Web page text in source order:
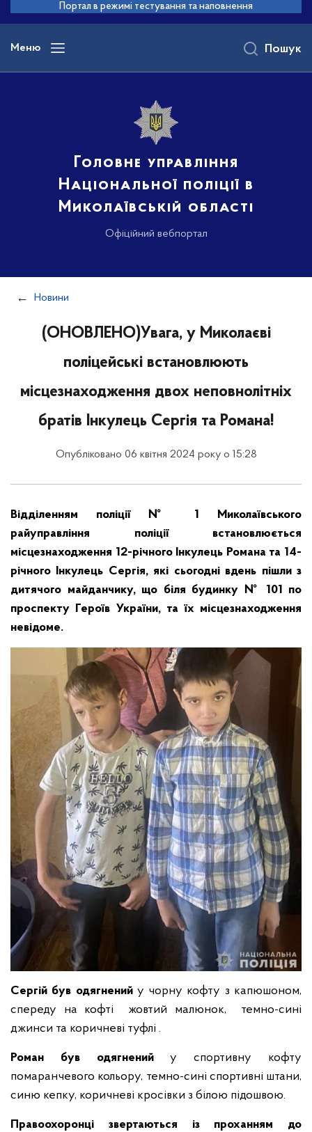
основного
вмісту
Портал в режимі тестування та наповнення
Меню
Головне управління
Національної поліції в
Миколаївській області
Офіційний вебпортал
Пошук
Новини
(ОНОВЛЕНО)Увага, у Миколаєві
поліцейські встановлюють
місцезнаходження двох неповнолітніх
братів Інкулець Сергія та Романа!
Опубліковано 06 квітня 2024 року о 15:28
Відділенням поліції № 1 Миколаївського
райуправління поліції встановлюється
місцезнаходження 12-річного Інкулець Романа та 14-
річного Інкулець Сергія, які сьогодні вдень пішли з
дитячого майданчику, що біля будинку № 101 по
проспекту Героїв України, та їх місцезнаходження
невідоме.
Сергій був одягненийу чорну кофту з капюшоном,
спереду на кофті жовтий малюнок, темно-сині
джинси та коричневі туфлі .
Роман був одягненийу спортивну кофту
помаранчевого кольору, темно-сині спортивні штани,
синю кепку, коричневі кросівки з білою підошвою.
Правоохоронці звертаються із проханням до